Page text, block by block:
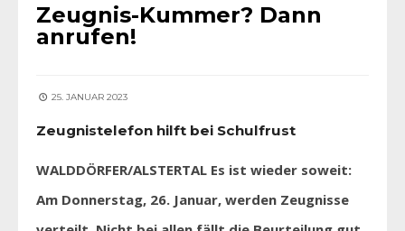
Zeugnis-Kummer? Dann
anrufen!
25. JANUAR 2023
Zeugnistelefon hilft bei Schulfrust
WALDDÖRFER/ALSTERTAL Es ist wieder soweit:
Am Donnerstag, 26. Januar, werden Zeugnisse